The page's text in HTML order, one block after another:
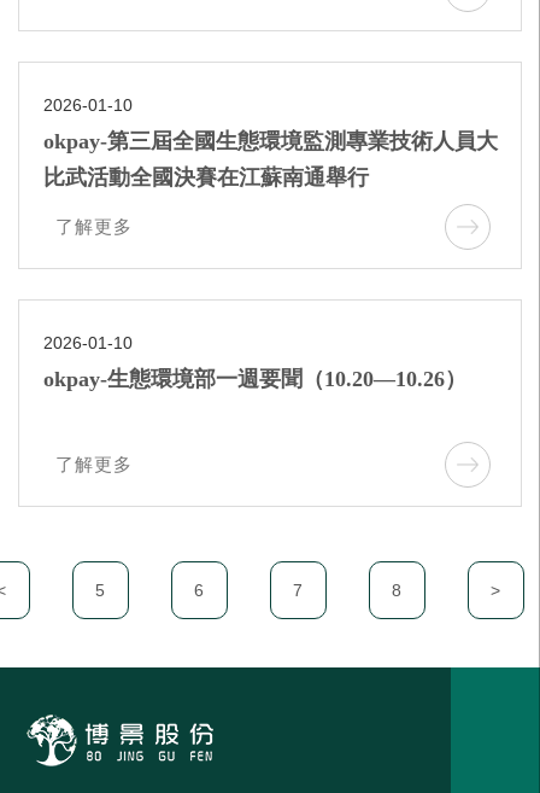
2026-01-10
okpay-第三屆全國生態環境監測專業技術人員大
比武活動全國決賽在江蘇南通舉行
了解更多
2026-01-10
okpay-生態環境部一週要聞（10.20—10.26）
了解更多
5 6 7 8 >